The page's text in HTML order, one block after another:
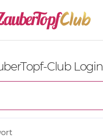
Club Login